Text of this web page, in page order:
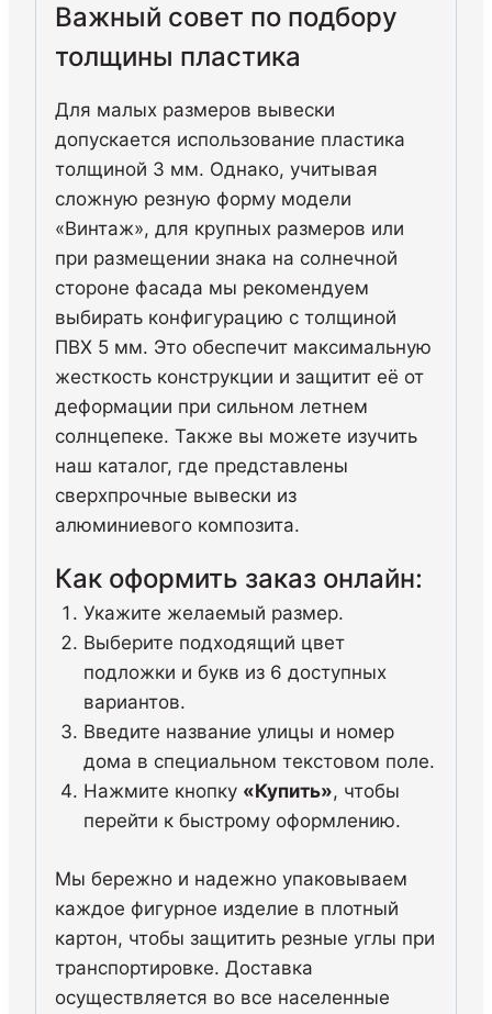
Важный совет по подбору
толщины пластика
Для малых размеров вывески
допускается использование пластика
толщиной 3 мм. Однако, учитывая
сложную резную форму модели
«Винтаж», для крупных размеров или
при размещении знака на солнечной
стороне фасада мы рекомендуем
выбирать конфигурацию с толщиной
ПВХ 5 мм. Это обеспечит максимальную
жесткость конструкции и защитит её от
деформации при сильном летнем
солнцепеке. Также вы можете изучить
наш каталог, где представлены
сверхпрочные вывески из
алюминиевого композита.
Как оформить заказ онлайн:
Укажите желаемый размер.
Выберите подходящий цвет
подложки и букв из 6 доступных
вариантов.
Введите название улицы и номер
дома в специальном текстовом поле.
Нажмите кнопку «Купить», чтобы
перейти к быстрому оформлению.
Мы бережно и надежно упаковываем
каждое фигурное изделие в плотный
картон, чтобы защитить резные углы при
транспортировке. Доставка
осуществляется во все населенные